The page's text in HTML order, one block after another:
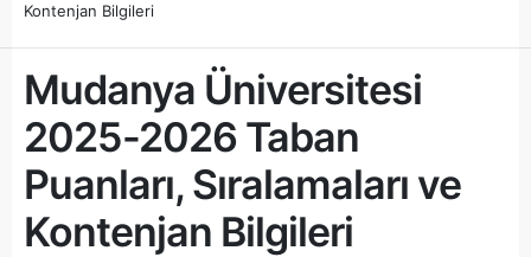
Kontenjan Bilgileri
Mudanya Üniversitesi
2025-2026 Taban
Puanları, Sıralamaları ve
Kontenjan Bilgileri